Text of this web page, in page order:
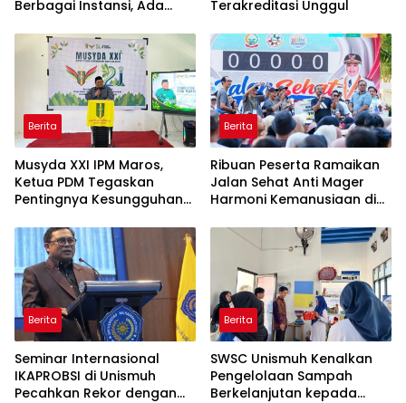
Berbagai Instansi, Ada
Taiwan
Terakreditasi Unggul
Berita
Musyda XXI IPM Maros,
Ketua PDM Tegaskan
Pentingnya Kesungguhan
Berita
Ribuan Peserta Ramaikan
Jalan Sehat Anti Mager
Harmoni Kemanusiaan di
Berita
Seminar Internasional
IKAPROBSI di Unismuh
Pecahkan Rekor dengan
Berita
SWSC Unismuh Kenalkan
Pengelolaan Sampah
Berkelanjutan kepada